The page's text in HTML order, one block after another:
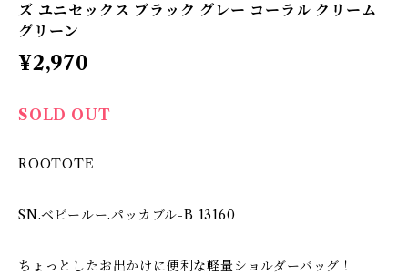
ズ ユニセックス ブラック グレー コーラル クリーム
グリーン
¥2,970
SOLD OUT
ROOTOTE
SN.ベビールー.パッカブル-B 13160
ちょっとしたお出かけに便利な軽量ショルダーバッグ！